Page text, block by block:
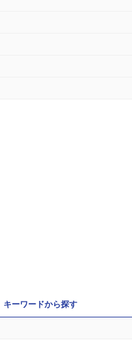
キーワードから探す